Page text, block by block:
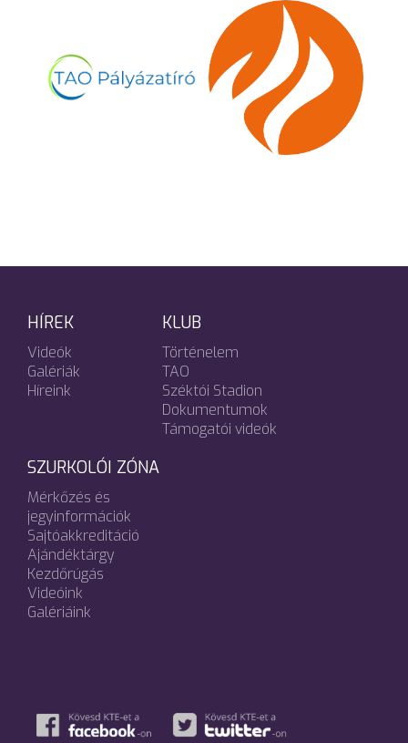
HÍREK
Videók
Galériák
Híreink
KLUB
Történelem
TAO
Széktói Stadion
Dokumentumok
Támogatói videók
SZURKOLÓI ZÓNA
Mérkőzés és
jegyinformációk
Sajtóakkreditáció
Ajándéktárgy
Kezdőrúgás
Videóink
Galériáink